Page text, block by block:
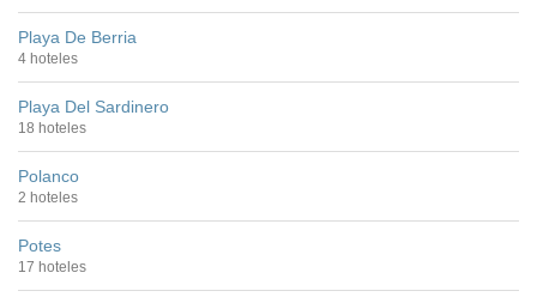
Playa De Berria
4 hoteles
Playa Del Sardinero
18 hoteles
Polanco
2 hoteles
Potes
17 hoteles